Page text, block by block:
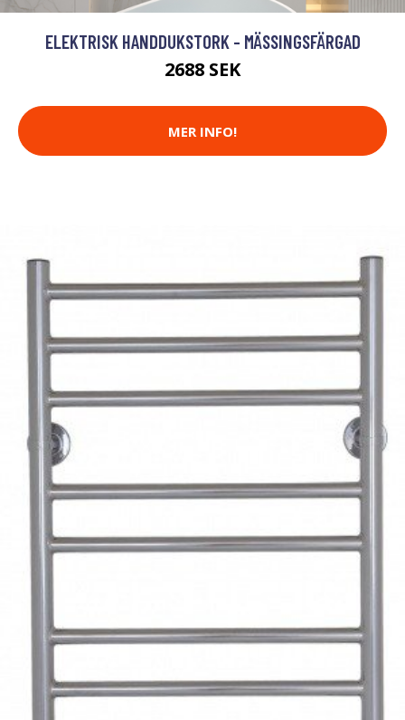
ELEKTRISK HANDDUKSTORK - MÄSSINGSFÄRGAD
2688 SEK
MER INFO!